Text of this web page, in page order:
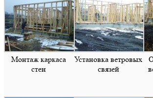
Монтаж каркаса
стен
Установка ветровых
связей